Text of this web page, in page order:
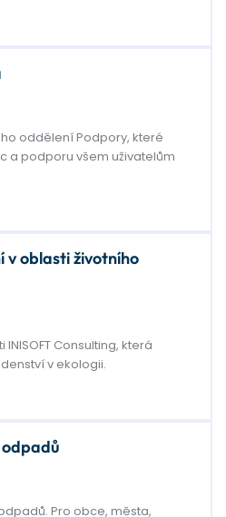
oddělení Podpory, které
a podporu všem uživatelům
v oblasti životního
Consulting, která
v ekologii.
Pro obce, města,